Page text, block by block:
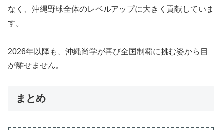
なく、沖縄野球全体のレベルアップに大きく貢献していま
す。
2026年以降も、沖縄尚学が再び全国制覇に挑む姿から目
が離せません。
まとめ